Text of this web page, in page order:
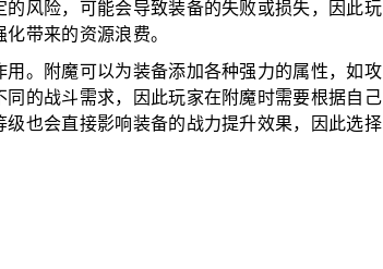
风险，可能会导致装备的失败或损失，因此玩
带来的资源浪费。
。附魔可以为装备添加各种强力的属性，如攻
的战斗需求，因此玩家在附魔时需要根据自己
也会直接影响装备的战力提升效果，因此选择